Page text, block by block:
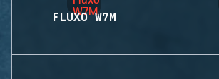
FLUXO W7M